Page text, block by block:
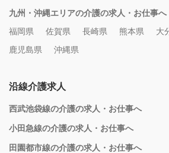
九州・沖縄エリアの介護の求人・お仕事へ
福岡県
佐賀県 長崎県 熊本県 大
鹿児島県
沖縄県
沿線介護求人
西武池袋線の介護の求人・お仕事へ
小田急線の介護の求人・お仕事へ
田園都市線の介護の求人・お仕事へ